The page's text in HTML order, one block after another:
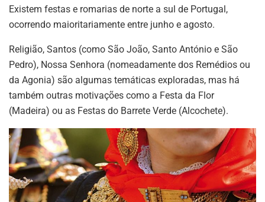
Existem festas e romarias de norte a sul de Portugal,
ocorrendo maioritariamente entre junho e agosto.
Religião, Santos (como São João, Santo António e São
Pedro), Nossa Senhora (nomeadamente dos Remédios ou
da Agonia) são algumas temáticas exploradas, mas há
também outras motivações como a Festa da Flor
(Madeira) ou as Festas do Barrete Verde (Alcochete).